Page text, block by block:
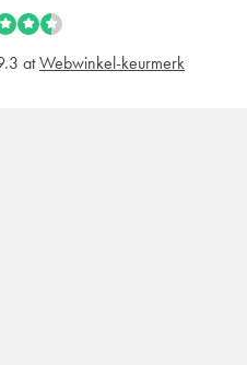
atWebwinkel-keurmerk